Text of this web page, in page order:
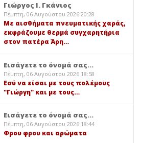
Γιώργος Ι. Γκάνιος
Πέμπτη, 06 Αυγούστου 2026 20:28
Με αισθήματα πνευματικής χαράς,
εκφράζουμε θερμά συγχαρητήρια
στον πατέρα Άρη…
Εισάγετε το όνομά σας...
Πέμπτη, 06 Αυγούστου 2026 18:58
Εσύ να είσαι με τους πολέμους
"Γιώργη" και με τους…
Εισάγετε το όνομά σας...
Πέμπτη, 06 Αυγούστου 2026 18:44
Φρου φρου και αρώματα